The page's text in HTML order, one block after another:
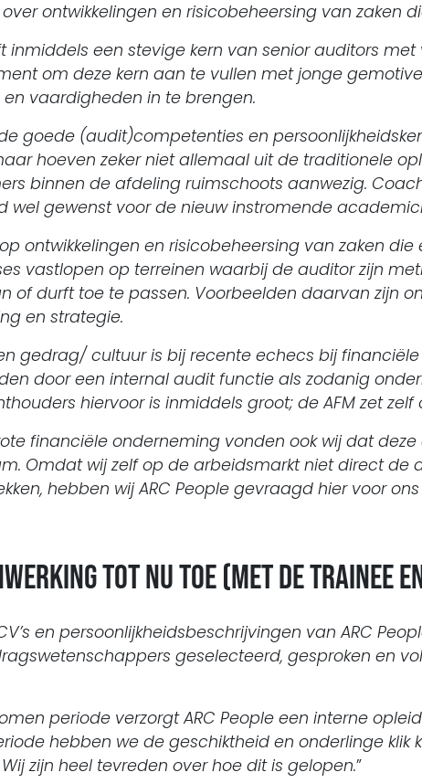
ontwikkelingen en risicobeheersing van zaken
inmiddels een stevige kern van senior auditors
om deze kern aan te vullen met jonge
vaardigheden in te brengen.
goede (audit)competenties en
hoeven zeker niet allemaal uit de traditionele
binnen de afdeling ruimschoots aanwezig.
wel gewenst voor de nieuw instromende
ontwikkelingen en risicobeheersing van zaken
vastlopen op terreinen waarbij de auditor zijn
of durft toe te passen. Voorbeelden daarvan zijn
en strategie.
gedrag/ cultuur is bij recente echecs bij
door een internal audit functie als zodanig
hiervoor is inmiddels groot; de AFM zet
financiële onderneming vonden ook wij dat
Omdat wij zelf op de arbeidsmarkt niet direct de
hebben wij ARC People gevraagd hier voor
tot nu toe (met de trainee
en persoonlijkheidsbeschrijvingen van ARC
geselecteerd, gesproken en
periode verzorgt ARC People een interne
hebben we de geschiktheid en onderlinge klik
zijn heel tevreden over hoe dit is gelopen.”